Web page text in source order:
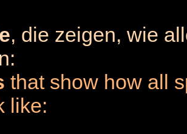
, die zeigen, wie
that show how all
like: